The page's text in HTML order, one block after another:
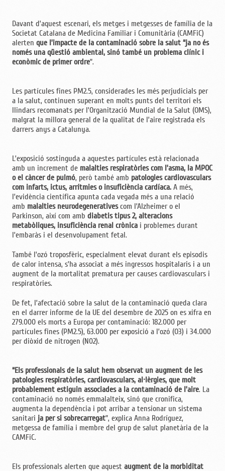
Davant d’aquest escenari, els metges i metgesses de família de la
Societat Catalana de Medicina Familiar i Comunitària (CAMFiC)
alerten que l’impacte de la contaminació sobre la salut “ja no és
només una qüestió ambiental, sinó també un problema clínic i
econòmic de primer ordre”.
Les partícules fines PM2.5, considerades les més perjudicials per
a la salut, continuen superant en molts punts del territori els
llindars recomanats per l’Organització Mundial de la Salut (OMS),
malgrat la millora general de la qualitat de l’aire registrada els
darrers anys a Catalunya.
L’exposició sostinguda a aquestes partícules està relacionada
amb un increment de malalties respiratòries com l’asma, la MPOC
o el càncer de pulmó, però també amb patologies cardiovasculars
com infarts, ictus, arrítmies o insuficiència cardíaca. A més,
l’evidència científica apunta cada vegada més a una relació
amb malalties neurodegenerativescom l’Alzheimer o el
Parkinson, així com amb diabetis tipus 2, alteracions
metabòliques, insuficiència renal crònica i problemes durant
l’embaràs i el desenvolupament fetal.
També l’ozó troposfèric, especialment elevat durant els episodis
de calor intensa, s’ha associat a més ingressos hospitalaris i a un
augment de la mortalitat prematura per causes cardiovasculars i
respiratòries.
De fet, l’afectació sobre la salut de la contaminació queda clara
en el darrer informe de la UE del desembre de 2025 on es xifra en
279.000 els morts a Europa per contaminació: 182.000 per
partícules fines (PM2.5), 63.000 per exposició a l’ozó (O3) i 34.000
per diòxid de nitrogen (N02).
“Els professionals de la salut hem observat un augment de les
patologies respiratòries, cardiovasculars, al·lèrgies, que molt
probablement estiguin associades a la contaminació de l’aire. La
contaminació no només emmalalteix, sinó que cronifica,
augmenta la dependència i pot arribar a tensionar un sistema
sanitari ja per si sobrecarregat”, explica Anna Rodríguez,
metgessa de família i membre del grup de salut planetària de la
CAMFiC.
Els professionals alerten que aquest augment de la morbiditat